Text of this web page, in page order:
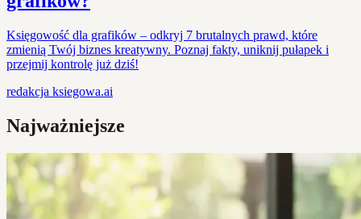
Księgowość dla grafików – odkryj 7 brutalnych prawd, które
zmienią Twój biznes kreatywny. Poznaj fakty, uniknij pułapek i
przejmij kontrolę już dziś!
redakcja ksiegowa.ai
Najważniejsze